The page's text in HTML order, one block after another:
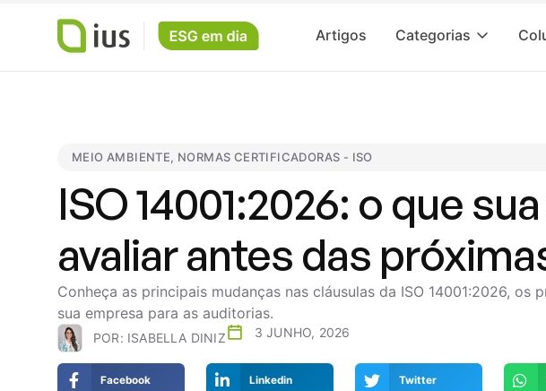
Artigos Categorias
MEIO AMBIENTE, NORMAS CERTIFICADORAS - ISO
ISO 14001:2026: o que
avaliar antes das
Conheça as principais mudanças nas cláusulas da ISO 14001:2026,
sua empresa para as auditorias.
POR: ISABELLA DINIZ 3 JUNHO, 2026
Facebook Linkedin Twitter